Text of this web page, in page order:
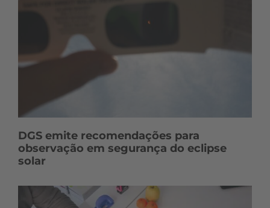
DGS emite recomendações para
observação em segurança do eclipse
solar